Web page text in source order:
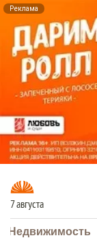
Реклама
7 августа
Недвижимость